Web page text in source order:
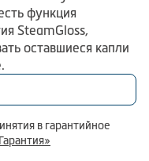
функция
SteamGloss,
оставшиеся капли
в гарантийное